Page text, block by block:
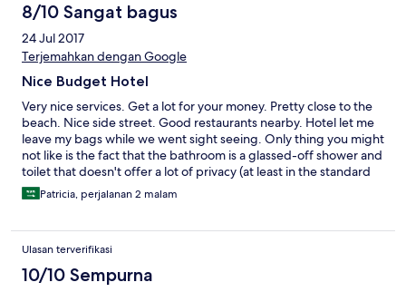
8/10 Sangat bagus
24 Jul 2017
Terjemahkan dengan Google
Nice Budget Hotel
Very nice services. Get a lot for your money. Pretty close to the
beach. Nice side street. Good restaurants nearby. Hotel let me
leave my bags while we went sight seeing. Only thing you might
not like is the fact that the bathroom is a glassed-off shower and
toilet that doesn't offer a lot of privacy (at least in the standard
double room). I didn't mind, but just be aware.
Patricia, perjalanan 2 malam
Ulasan terverifikasi
10/10 Sempurna